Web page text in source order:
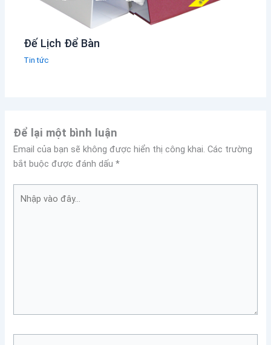
Đế Lịch Để Bàn
Tin tức
Để lại một bình luận
Email của bạn sẽ không được hiển thị công khai. Các trường
bắt buộc được đánh dấu*
vào